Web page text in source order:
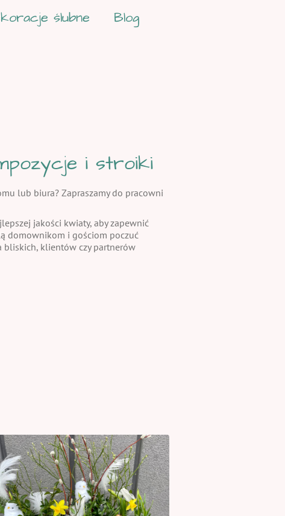
ślubne Blog
i stroiki
lub biura? Zapraszamy do pracowni
jakości kwiaty, aby zapewnić
domownikom i gościom poczuć
bliskich, klientów czy partnerów